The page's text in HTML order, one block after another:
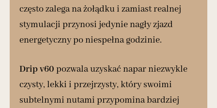
często zalega na żołądku i zamiast realnej
stymulacji przynosi jedynie nagły zjazd
energetyczny po niespełna godzinie.
Drip v60 pozwala uzyskać napar niezwykle
czysty, lekki i przejrzysty, który swoimi
subtelnymi nutami przypomina bardziej